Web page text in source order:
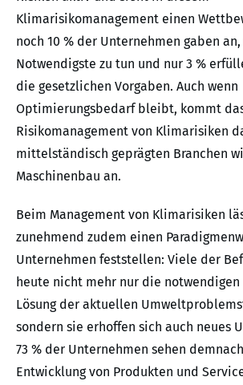
Klimarisikomanagement einen
noch 10 % der Unternehmen gaben
Notwendigste zu tun und nur 3 %
die gesetzlichen Vorgaben. Auch wenn
Optimierungsbedarf bleibt, kommt
Risikomanagement von Klimarisiken
mittelständisch geprägten Branchen
Maschinenbau an.
Beim Management von Klimarisiken
zunehmend zudem einen
Unternehmen feststellen: Viele der
heute nicht mehr nur die
Lösung der aktuellen
sondern sie erhoffen sich auch neues
73 % der Unternehmen sehen
Entwicklung von Produkten und